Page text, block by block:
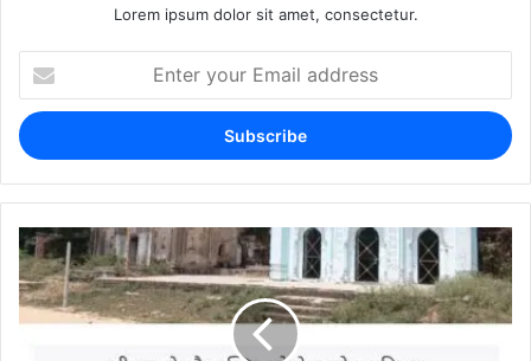
Lorem ipsum dolor sit amet, consectetur.